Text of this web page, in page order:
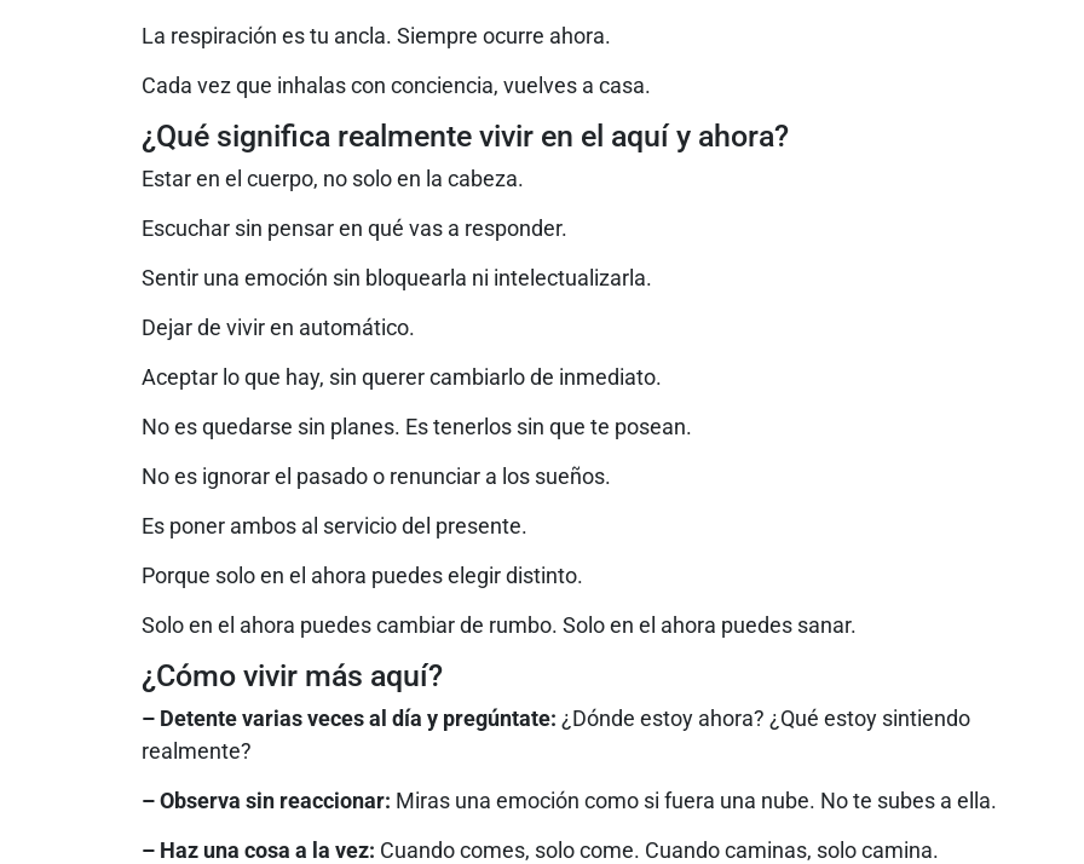
La respiración es tu ancla. Siempre ocurre ahora.
Cada vez que inhalas con conciencia, vuelves a casa.
¿Qué significa realmente vivir en el aquí y ahora?
Estar en el cuerpo, no solo en la cabeza.
Escuchar sin pensar en qué vas a responder.
Sentir una emoción sin bloquearla ni intelectualizarla.
Dejar de vivir en automático.
Aceptar lo que hay, sin querer cambiarlo de inmediato.
No es quedarse sin planes. Es tenerlos sin que te posean.
No es ignorar el pasado o renunciar a los sueños.
Es poner ambos al servicio del presente.
Porque solo en el ahora puedes elegir distinto.
Solo en el ahora puedes cambiar de rumbo. Solo en el ahora puedes sanar.
¿Cómo vivir más aquí?
– Detente varias veces al día y pregúntate: ¿Dónde estoy ahora? ¿Qué estoy sintiendo
realmente?
– Observa sin reaccionar: Miras una emoción como si fuera una nube. No te subes a ella.
– Haz una cosa a la vez: Cuando comes, solo come. Cuando caminas, solo camina.